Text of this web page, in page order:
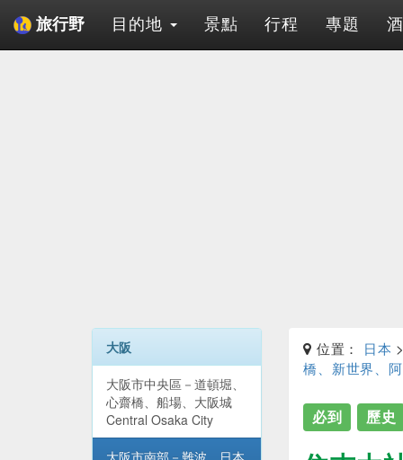
旅行野 目的地 景點 行程 專題
大阪
大阪市中央區－道頓堀、
心齋橋、船場、大阪城
Central Osaka City
大阪市南部－難波、日本
位置： 日本
橋、新世界、
必到 歷史